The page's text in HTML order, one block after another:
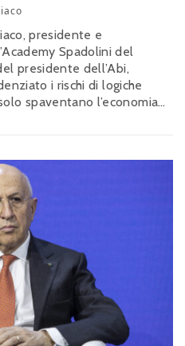
presidente e
Spadolini del
presidente dell’Abi,
i rischi di logiche
spaventano l’economia